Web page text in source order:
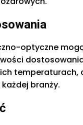
optyczne
temperaturach,
branży.